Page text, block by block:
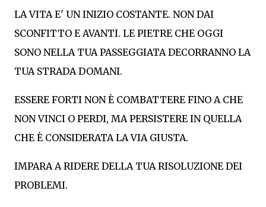
LA VITA E' UN INIZIO COSTANTE. NON DAI
SCONFITTO E AVANTI. LE PIETRE CHE OGGI
SONO NELLA TUA PASSEGGIATA DECORRANNO LA
TUA STRADA DOMANI.
ESSERE FORTI NON È COMBATTERE FINO A CHE
NON VINCI O PERDI, MA PERSISTERE IN QUELLA
CHE È CONSIDERATA LA VIA GIUSTA.
IMPARA A RIDERE DELLA TUA RISOLUZIONE DEI
PROBLEMI.